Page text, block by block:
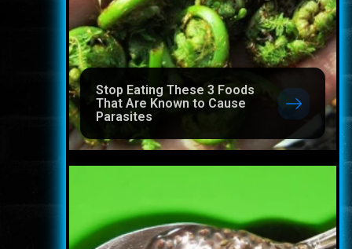
Stop Eating These 3 Foods
That Are Known to Cause
Parasites